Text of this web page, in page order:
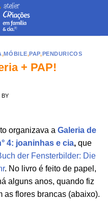
,MÓBILE,PAP,PENDURICOS
+ PAP!
BY
organizava a Galeria de
4: joaninhas e cia, que
der Fensterbilder: Die
. No livro é feito de papel,
alguns anos, quando fiz
as flores brancas (abaixo).